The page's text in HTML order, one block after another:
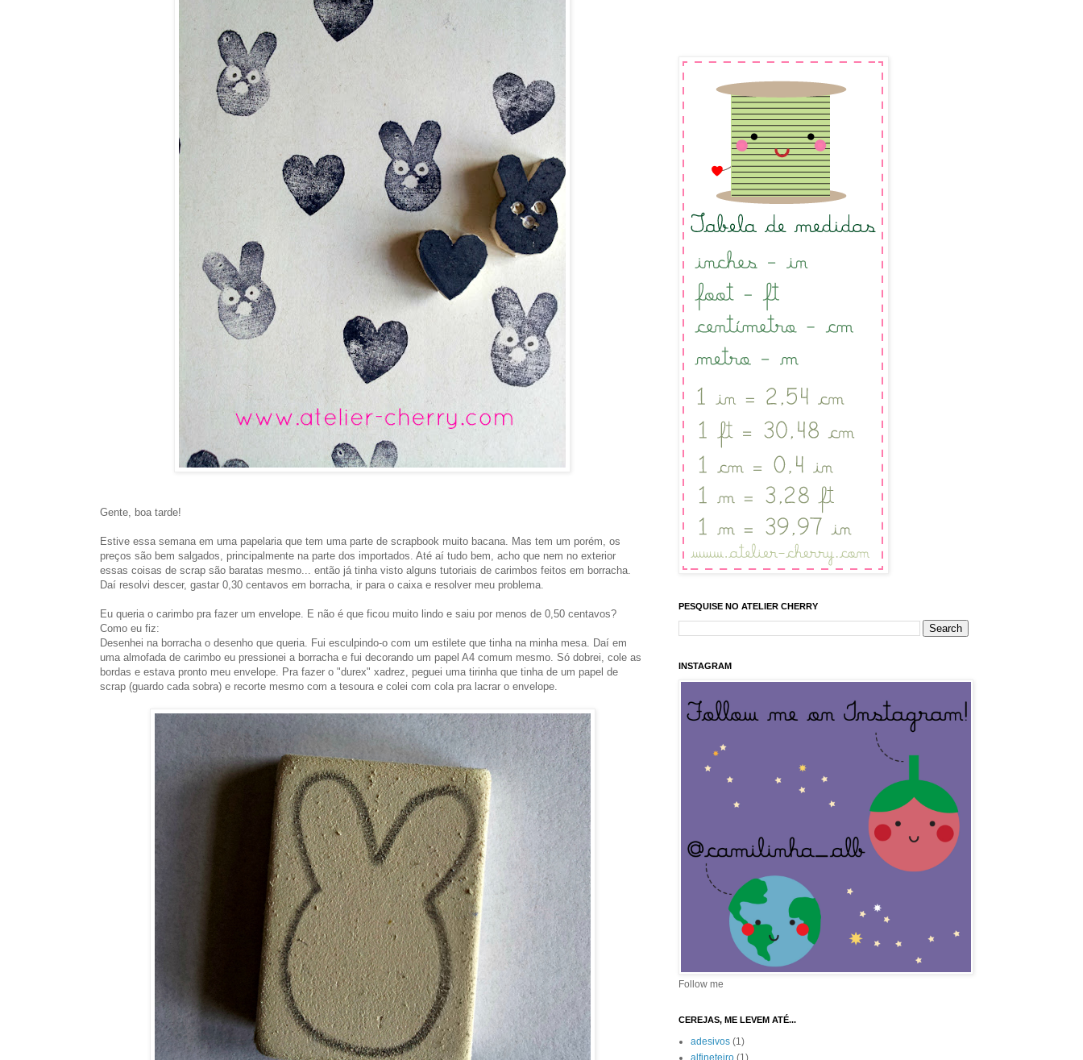
Gente, boa tarde!
Estive essa semana em uma papelaria que tem uma parte de scrapbook muito bacana. Mas tem um porém, os
preços são bem salgados, principalmente na parte dos importados. Até aí tudo bem, acho que nem no exterior
essas coisas de scrap são baratas mesmo... então já tinha visto alguns tutoriais de carimbos feitos em borracha.
Daí resolvi descer, gastar 0,30 centavos em borracha, ir para o caixa e resolver meu problema.
Eu queria o carimbo pra fazer um envelope. E não é que ficou muito lindo e saiu por menos de 0,50 centavos?
Como eu fiz:
Desenhei na borracha o desenho que queria. Fui esculpindo-o com um estilete que tinha na minha mesa. Daí em
uma almofada de carimbo eu pressionei a borracha e fui decorando um papel A4 comum mesmo. Só dobrei, cole as
bordas e estava pronto meu envelope. Pra fazer o "durex" xadrez, peguei uma tirinha que tinha de um papel de
scrap (guardo cada sobra) e recorte mesmo com a tesoura e colei com cola pra lacrar o envelope.
PESQUISE NO ATELIER CHERRY
INSTAGRAM
Follow me
CEREJAS, ME LEVEM ATÉ...
adesivos (1)
alfineteiro (1)